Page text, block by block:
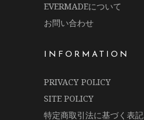
EVERMADEについて
お問い合わせ
INFORMATION
PRIVACY POLICY
SITE POLICY
特定商取引法に基づく表記